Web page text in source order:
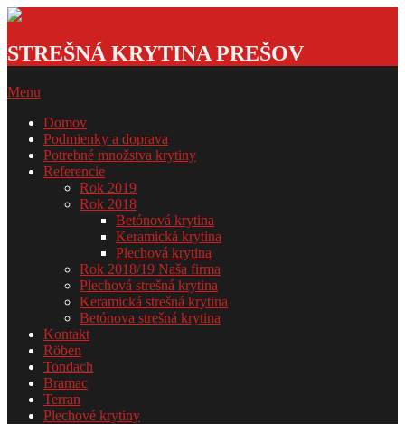
Skip
content
krytina
GSDOM
STREŠNÁ KRYTINA PREŠOV
Primary
Menu
Menu
Domov
Podmienky a doprava
Potrebné množstva krytiny
Referencie
Rok 2019
Rok 2018
Betónová krytina
Keramická krytina
Plechová krytina
Rok 2018/19 Naša firma
Plechová strešná krytina
Keramická strešná krytina
Betónova strešná krytina
Kontakt
Röben
Tondach
Bramac
Terran
Plechové krytiny